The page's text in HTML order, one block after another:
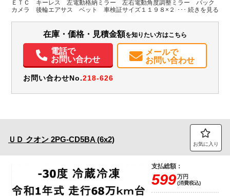
装備情報
電動格納ミラー
ETC バックモニター
ＥＴＣ キーレス 左電動格納ミラー 左右電動角度調整ミラー バック
カメラ 後輪エアサス ベット 車検証サイズ１１９８×２４９高３７７
在庫・価格・見積金額を知りたい方はこちら
電話で
お問い合わせ
メールで
お問い合わせ
お問い合わせNo.218-626
ＵＤ クオン 2PG-CD5BA (6x2) お気に入り
支払総額：
599万円
(消費税込)